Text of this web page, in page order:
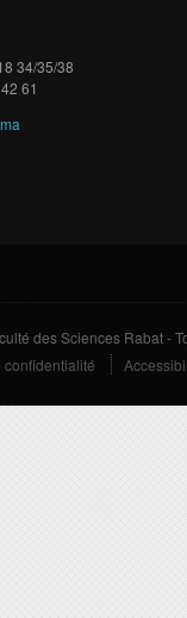
34/35/38
61
des Sciences Rabat -